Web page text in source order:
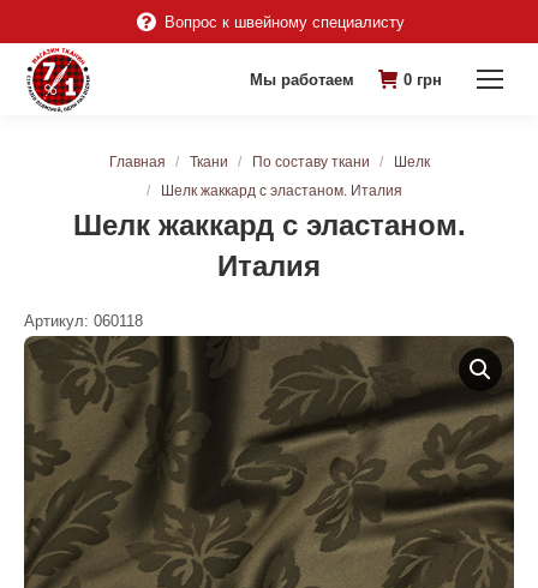
Вопрос к швейному специалисту
Мы работаем 0 грн
Шелк жаккард с эластаном.
Италия
Главная Ткани По составу ткани
Шелк
Шелк жаккард с эластаном. Италия
Артикул: 060118